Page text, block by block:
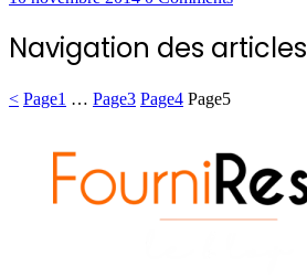
Navigation des articles
< Page1 … Page3 Page4 Page5